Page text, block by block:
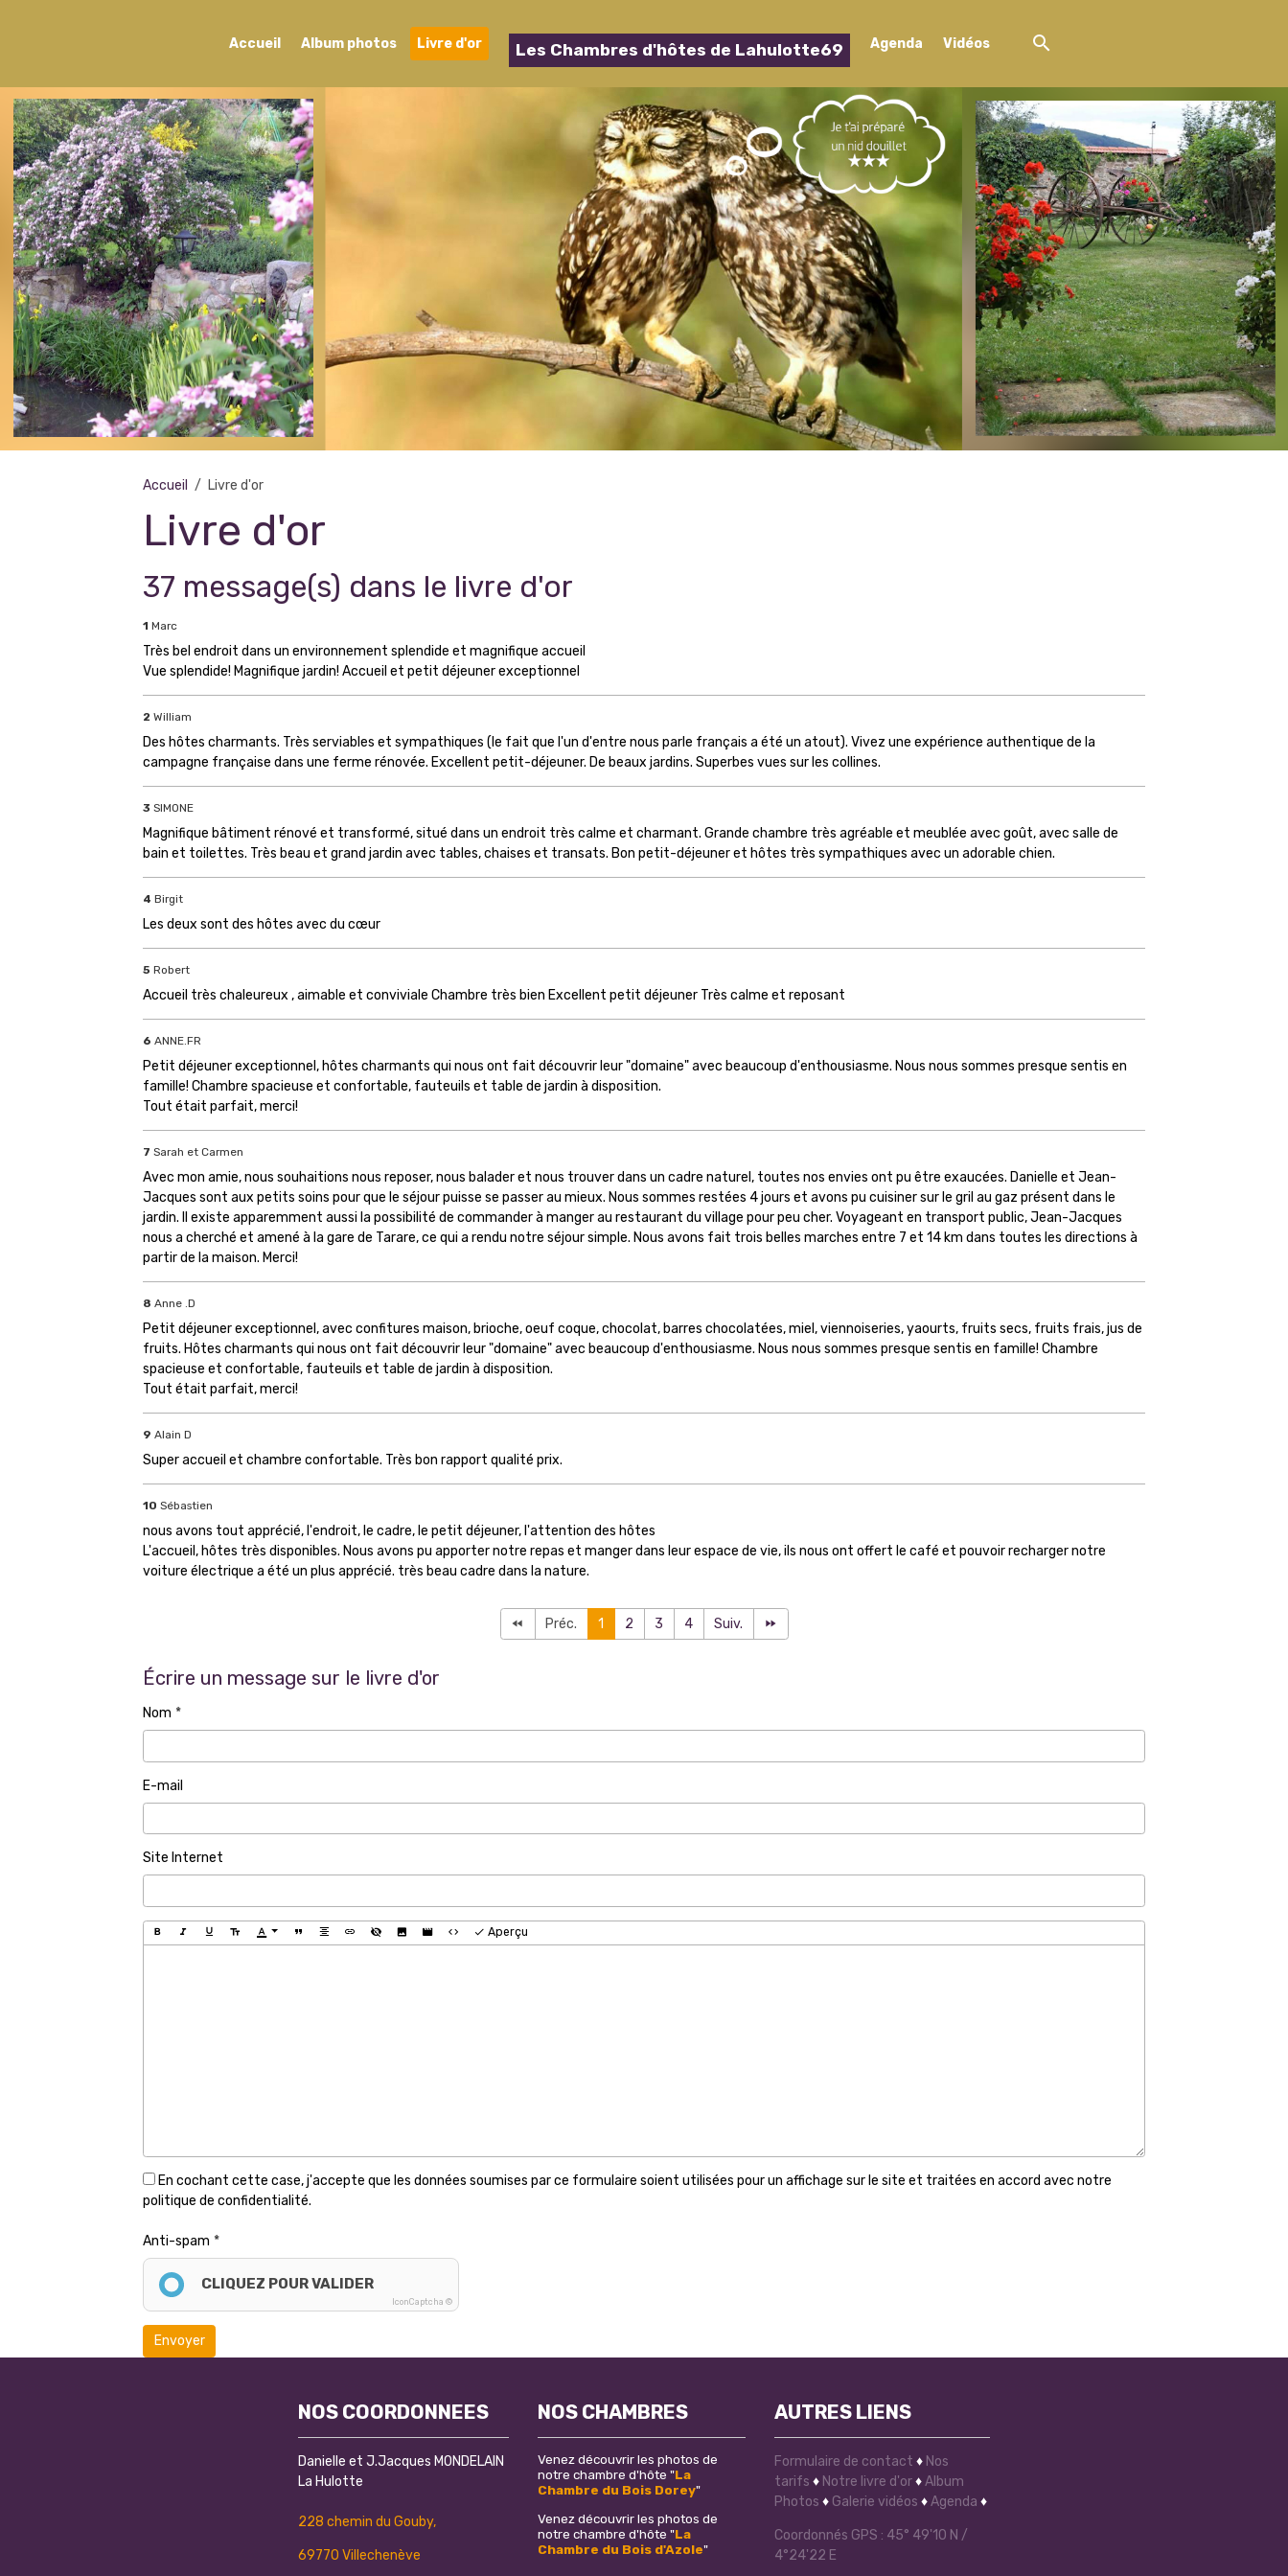
Accueil Album photos Livre d'or Les Chambres d'hôtes de Lahulotte69 Agenda Vidéos
Accueil Livre d'or
Livre d'or
37 message(s) dans le livre d'or
1 Marc
Très bel endroit dans un environnement splendide et magnifique accueil
Vue splendide! Magnifique jardin! Accueil et petit déjeuner exceptionnel
2 William
Des hôtes charmants. Très serviables et sympathiques (le fait que l'un d'entre nous parle français a été un atout). Vivez une expérience authentique de la
campagne française dans une ferme rénovée. Excellent petit-déjeuner. De beaux jardins. Superbes vues sur les collines.
3 SIMONE
Magnifique bâtiment rénové et transformé, situé dans un endroit très calme et charmant. Grande chambre très agréable et meublée avec goût, avec salle de
bain et toilettes. Très beau et grand jardin avec tables, chaises et transats. Bon petit-déjeuner et hôtes très sympathiques avec un adorable chien.
4 Birgit
Les deux sont des hôtes avec du cœur
5 Robert
Accueil très chaleureux , aimable et conviviale Chambre très bien Excellent petit déjeuner Très calme et reposant
6 ANNE.FR
Petit déjeuner exceptionnel, hôtes charmants qui nous ont fait découvrir leur "domaine" avec beaucoup d'enthousiasme. Nous nous sommes presque sentis en
famille! Chambre spacieuse et confortable, fauteuils et table de jardin à disposition.
Tout était parfait, merci!
7 Sarah et Carmen
Avec mon amie, nous souhaitions nous reposer, nous balader et nous trouver dans un cadre naturel, toutes nos envies ont pu être exaucées. Danielle et Jean-
Jacques sont aux petits soins pour que le séjour puisse se passer au mieux. Nous sommes restées 4 jours et avons pu cuisiner sur le gril au gaz présent dans le
jardin. Il existe apparemment aussi la possibilité de commander à manger au restaurant du village pour peu cher. Voyageant en transport public, Jean-Jacques
nous a cherché et amené à la gare de Tarare, ce qui a rendu notre séjour simple. Nous avons fait trois belles marches entre 7 et 14 km dans toutes les directions à
partir de la maison. Merci!
8 Anne .D
Petit déjeuner exceptionnel, avec confitures maison, brioche, oeuf coque, chocolat, barres chocolatées, miel, viennoiseries, yaourts, fruits secs, fruits frais, jus de
fruits. Hôtes charmants qui nous ont fait découvrir leur "domaine" avec beaucoup d'enthousiasme. Nous nous sommes presque sentis en famille! Chambre
spacieuse et confortable, fauteuils et table de jardin à disposition.
Tout était parfait, merci!
9 Alain D
Super accueil et chambre confortable. Très bon rapport qualité prix.
10 Sébastien
nous avons tout apprécié, l'endroit, le cadre, le petit déjeuner, l'attention des hôtes
L'accueil, hôtes très disponibles. Nous avons pu apporter notre repas et manger dans leur espace de vie, ils nous ont offert le café et pouvoir recharger notre
voiture électrique a été un plus apprécié. très beau cadre dans la nature.
Préc. 1 2 3 4 Suiv.
Écrire un message sur le livre d'or
Nom
E-mail
Site Internet
Aperçu
En cochant cette case, j'accepte que les données soumises par ce formulaire soient utilisées pour un affichage sur le site et traitées en accord avec notre
politique de confidentialité.
Anti-spam
CLIQUEZ POUR VALIDER
IconCaptcha ©
Envoyer
NOS COORDONNEES
Danielle et J.Jacques MONDELAIN
La Hulotte
228 chemin du Gouby,
69770 Villechenève
NOS CHAMBRES
Venez découvrir les photos de
notre chambre d'hôte "La
Chambre du Bois Dorey"
Venez découvrir les photos de
notre chambre d'hôte "La
Chambre du Bois d'Azole"
AUTRES LIENS
Formulaire de contact ♦ Nos
tarifs ♦ Notre livre d'or♦Album
Photos ♦ Galerie vidéos ♦Agenda ♦
Coordonnés GPS : 45° 49'10 N /
4°24'22 E